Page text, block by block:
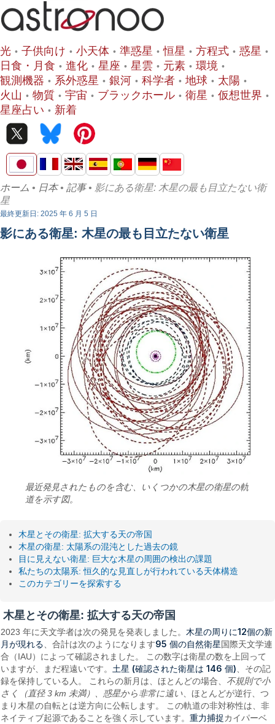
光 子供向け 小天体 準惑星 恒星 方程式
惑星
日食・月食
進化 星座 星雲 元素
環境
観測機器
系外惑星 銀河 科学者 地球
太陽
火山
物質 宇宙 ブラックホール 衛星
仮想世界
星座占い
新着
ホーム • 日本• 記事• 影にある衛星: 木星の最も目立たない衛
星
最終更新日: 2025 年 6 月 5 日
影にある衛星: 木星の最も目立たない衛星
最近発見されたものを含む、いくつかの木星の衛星の軌
道を示す図。
木星とその衛星: 拡大する天の帝国
木星の衛星: 太陽系の混沌とし​​た過去の鏡
目に見えない衛星: 巨大な木星の周囲の検出の課題
私たちの太陽系: 恒久的な見直しが行われている天体構造
このカテゴリーを探索する
木星とその衛星: 拡大する天の帝国
2023 年に天文学者は次の発見を発表しました。木星の周りに12個の新
月が現れる、合計は次のようになります95 個の自然衛星国際天文学連
合（IAU）によって確認されました。 この数字は衛星の数を上回って
いますが、まだ程遠いです。土星 (確認された衛星は 146 個)、その記
録を保持している人。 これらの新月は、ほとんどの場合、 不規則で小
さく（直径 3 km 未満）、惑星から非常に遠い、ほとんどが逆行、つ
まり木星の自転とは逆方向に公転します。 この軌道の非対称性は、非
ネイティブ起源であることを強く示しています。重力捕捉カイパーベ